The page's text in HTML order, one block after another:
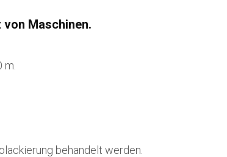
Maschinen.
behandelt werden.